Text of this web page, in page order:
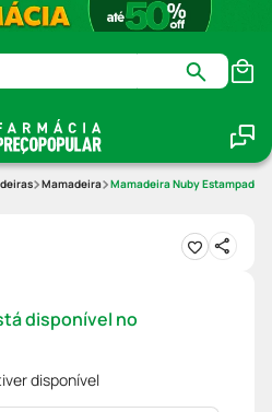
Mamadeira Mamadeira Nuby Estampada
disponível no
disponível